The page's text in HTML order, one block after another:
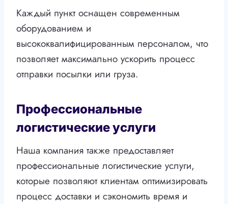
Каждый пункт оснащен современным
оборудованием и
высококвалифицированным персоналом, что
позволяет максимально ускорить процесс
отправки посылки или груза.
Профессиональные
логистические услуги
Наша компания также предоставляет
профессиональные логистические услуги,
которые позволяют клиентам оптимизировать
процесс доставки и сэкономить время и